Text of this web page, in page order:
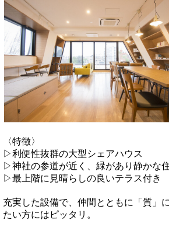
〈特徴〉
▷利便性抜群の大型シェアハウス
▷神社の参道が近く、緑があり静かな
▷最上階に見晴らしの良いテラス付き
充実した設備で、仲間とともに「質」
たい方にはピッタリ。